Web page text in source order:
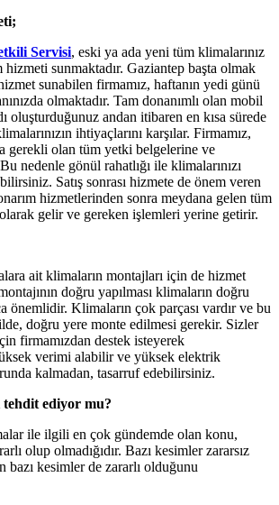
Servisi, eski ya ada yeni tüm klimalarınız
hizmeti sunmaktadır. Gaziantep başta olmak
sunabilen firmamız, haftanın yedi günü
olmaktadır. Tam donanımlı olan mobil
oluşturduğunuz andan itibaren en kısa sürede
ihtiyaçlarını karşılar. Firmamız,
gerekli olan tüm yetki belgelerine ve
nedenle gönül rahatlığı ile klimalarınızı
Satış sonrası hizmete de önem veren
hizmetlerinden sonra meydana gelen tüm
gelir ve gereken işlemleri yerine getirir.
ait klimaların montajları için de hizmet
doğru yapılması klimaların doğru
önemlidir. Klimaların çok parçası vardır ve bu
doğru yere monte edilmesi gerekir. Sizler
firmamızdan destek isteyerek
verimi alabilir ve yüksek elektrik
kalmadan, tasarruf edebilirsiniz.
tehdit ediyor mu?
ile ilgili en çok gündemde olan konu,
olup olmadığıdır. Bazı kesimler zararsız
bazı kesimler de zararlı olduğunu